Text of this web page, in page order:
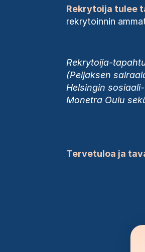
Rekrytoija tulee
rekrytoinnin
Rekrytoija-
(Peijaksen
Helsingin
Monetra Oulu
Tervetuloa ja